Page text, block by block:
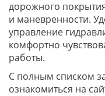
дорожного
и маневренности.
управление
комфортно
работы.
С полным списком
ознакомиться на